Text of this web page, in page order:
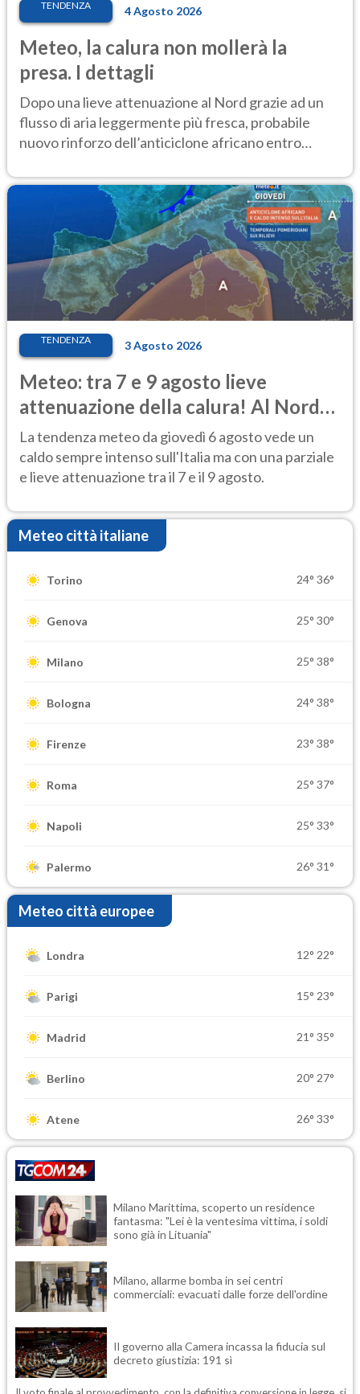
TENDENZA 4 Agosto 2026
Meteo, la calura non mollerà la
presa. I dettagli
Dopo una lieve attenuazione al Nord grazie ad un
flusso di aria leggermente più fresca, probabile
nuovo rinforzo dell’anticiclone africano entro
TENDENZA 3 Agosto 2026
Meteo: tra 7 e 9 agosto lieve
attenuazione della calura! Al Nord
rischio temporali
La tendenza meteo da giovedì 6 agosto vede un
caldo sempre intenso sull'Italia ma con una parziale
e lieve attenuazione tra il 7 e il 9 agosto.
Meteo città italiane
Torino 24° 36°
Genova 25° 30°
Milano 25° 38°
Bologna 24° 38°
Firenze 23° 38°
Roma 25° 37°
Napoli 25° 33°
Palermo 26° 31°
Meteo città europee
Londra 12° 22°
Parigi 15° 23°
Madrid 21° 35°
Berlino 20° 27°
Atene 26° 33°
Milano Marittima, scoperto un residence
fantasma: "Lei è la ventesima vittima, i soldi
sono già in Lituania"
Milano, allarme bomba in sei centri
commerciali: evacuati dalle forze dell'ordine
Il governo alla Camera incassa la fiducia sul
decreto giustizia: 191 sì